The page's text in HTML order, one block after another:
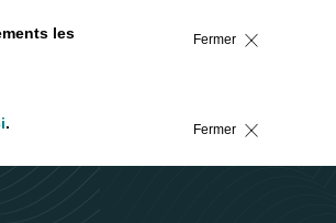
les
Fermer
. Fermer